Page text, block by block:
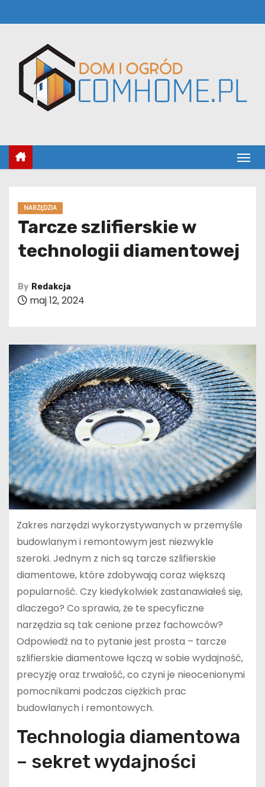
k
e
NARZĘDZIA
Tarcze szlifierskie w
technologii diamentowej
By Redakcja
maj 12, 2024
Zakres narzędzi wykorzystywanych w przemyśle
budowlanym i remontowym jest niezwykle
szeroki. Jednym z nich są tarcze szlifierskie
diamentowe, które zdobywają coraz większą
popularność. Czy kiedykolwiek zastanawiałeś się,
dlaczego? Co sprawia, że te specyficzne
narzędzia są tak cenione przez fachowców?
Odpowiedź na to pytanie jest prosta – tarcze
szlifierskie diamentowe łączą w sobie wydajność,
precyzję oraz trwałość, co czyni je nieocenionymi
pomocnikami podczas ciężkich prac
budowlanych i remontowych.
Technologia diamentowa
– sekret wydajności